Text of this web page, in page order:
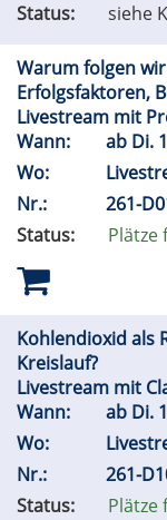
Status:
siehe
Warum folgen
Erfolgsfaktoren,
Livestream mit
Wann:
ab Di.
Wo:
Nr.:
261-
Status:
Plätze
Kohlendioxid als
Kreislauf?
Livestream mit
Wann:
ab Di.
Wo:
Nr.:
261-
Status:
Plätze